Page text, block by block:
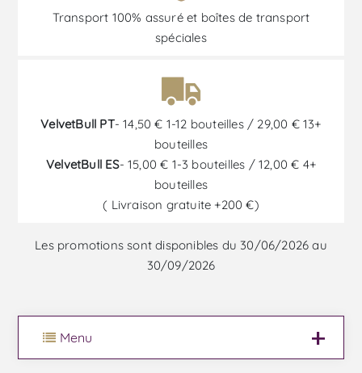
Transport 100% assuré et boîtes de transport
spéciales
VelvetBull PT- 14,50 € 1-12 bouteilles / 29,00 € 13+
bouteilles
VelvetBull ES- 15,00 € 1-3 bouteilles / 12,00 € 4+
bouteilles
( Livraison gratuite +200 €)
Les promotions sont disponibles du 30/06/2026 au
30/09/2026
Menu